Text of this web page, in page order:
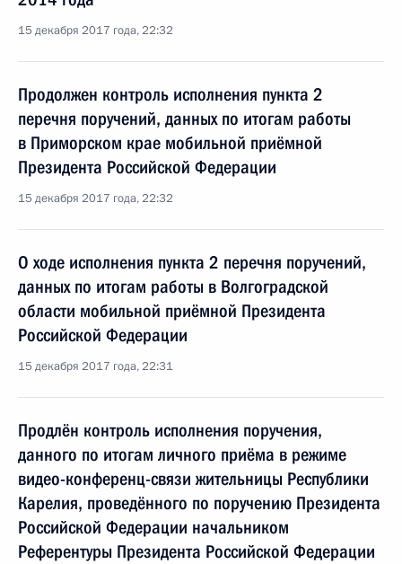
15 декабря 2017 года, 22:32
Продолжен контроль исполнения пункта 2
перечня поручений, данных по итогам работы
в Приморском крае мобильной приёмной
Президента Российской Федерации
15 декабря 2017 года, 22:32
О ходе исполнения пункта 2 перечня поручений,
данных по итогам работы в Волгоградской
области мобильной приёмной Президента
Российской Федерации
15 декабря 2017 года, 22:31
Продлён контроль исполнения поручения,
данного по итогам личного приёма в режиме
видео-конференц-связи жительницы Республики
Карелия, проведённого по поручению Президента
Российской Федерации начальником
Референтуры Президента Российской Федерации